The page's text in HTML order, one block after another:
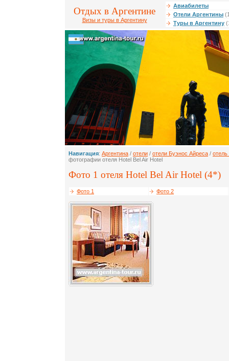
Отдых в Аргентине
Визы и туры в Аргентину
Авиабилеты
Отели Аргентины
Туры в Аргентину
Навигация: Аргентина / отели / отели Буэнос Айреса / отель
фотографии отеля Hotel Bel Air Hotel
Фото 1 отеля Hotel Bel Air Hotel (4*)
Фото 1 Фото 2